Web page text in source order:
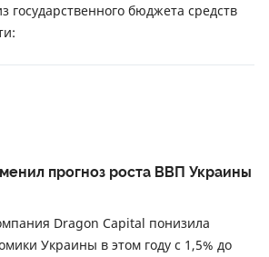
государственного бюджета средств
прогноз роста ВВП Украины
Dragon Capital понизила
Украины в этом году с 1,5% до